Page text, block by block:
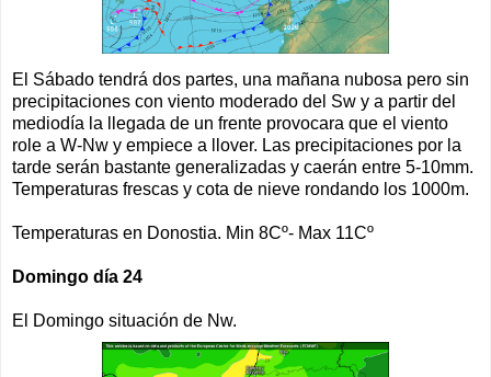
El Sábado tendrá dos partes, una mañana nubosa pero sin
precipitaciones con viento moderado del Sw y a partir del
mediodía la llegada de un frente provocara que el viento
role a W-Nw y empiece a llover. Las precipitaciones por la
tarde serán bastante generalizadas y caerán entre 5-10mm.
Temperaturas frescas y cota de nieve rondando los 1000m.
Temperaturas en Donostia. Min 8Cº- Max 11Cº
Domingo día 24
El Domingo situación de Nw.